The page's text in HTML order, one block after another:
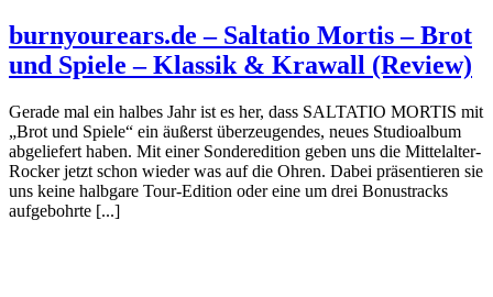
burnyourears.de – Saltatio Mortis – Brot
und Spiele – Klassik & Krawall (Review)
Gerade mal ein halbes Jahr ist es her, dass SALTATIO MORTIS mit
„Brot und Spiele“ ein äußerst überzeugendes, neues Studioalbum
abgeliefert haben. Mit einer Sonderedition geben uns die Mittelalter-
Rocker jetzt schon wieder was auf die Ohren. Dabei präsentieren sie
uns keine halbgare Tour-Edition oder eine um drei Bonustracks
aufgebohrte [...]